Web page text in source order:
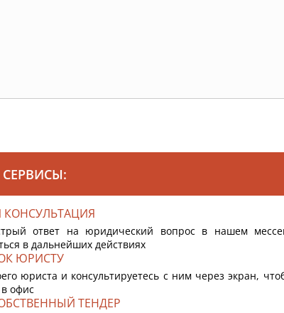
КОНСУЛЬТАЦИЯ
ответ на юридический вопрос в нашем
в дальнейших действиях
ЮРИСТУ
юриста и консультируетесь с ним через экран,
офис
ТЕНДЕР